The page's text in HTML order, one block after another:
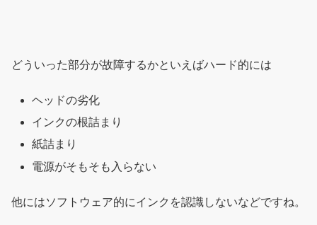
どういった部分が故障するかといえばハード的には
ヘッドの劣化
インクの根詰まり
紙詰まり
電源がそもそも入らない
他にはソフトウェア的にインクを認識しないなどですね。